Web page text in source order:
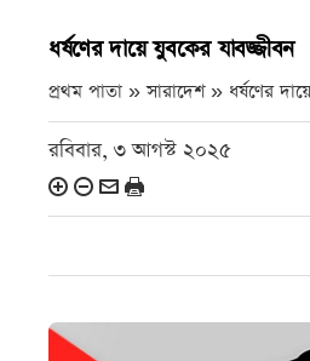
ধর্ষণের দায়ে যুবকের যাবজ্জীবন
প্রথম পাতা » সারাদেশ » ধর্ষণের
রবিবার, ৩ আগস্ট ২০২৫